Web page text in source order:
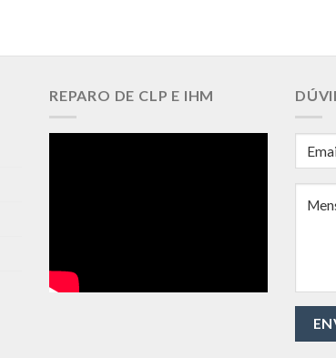
REPARO DE CLP E IHM